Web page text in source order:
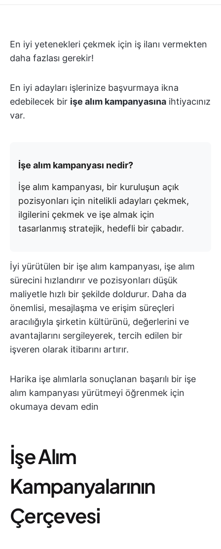
En iyi yetenekleri çekmek için iş ilanı vermekten
daha fazlası gerekir!
En iyi adayları işlerinize başvurmaya ikna
edebilecek bir işe alım kampanyasına ihtiyacınız
var.
İşe alım kampanyası nedir?
İşe alım kampanyası, bir kuruluşun açık
pozisyonları için nitelikli adayları çekmek,
ilgilerini çekmek ve işe almak için
tasarlanmış stratejik, hedefli bir çabadır.
İyi yürütülen bir işe alım kampanyası, işe alım
sürecini hızlandırır ve pozisyonları düşük
maliyetle hızlı bir şekilde doldurur. Daha da
önemlisi, mesajlaşma ve erişim süreçleri
aracılığıyla şirketin kültürünü, değerlerini ve
avantajlarını sergileyerek, tercih edilen bir
işveren olarak itibarını artırır.
Harika işe alımlarla sonuçlanan başarılı bir işe
alım kampanyası yürütmeyi öğrenmek için
okumaya devam edin
İşe Alım
Kampanyalarının
Çerçevesi